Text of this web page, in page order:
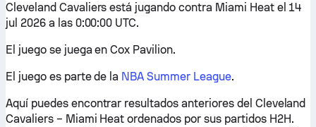
Cleveland Cavaliers está jugando contra Miami Heat el 14
jul 2026 a las 0:00:00 UTC.
El juego se juega en Cox Pavilion.
El juego es parte de la NBA Summer League.
Aquí puedes encontrar resultados anteriores del Cleveland
Cavaliers – Miami Heat ordenados por sus partidos H2H.